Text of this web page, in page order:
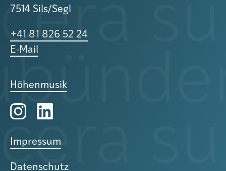
7514 Sils/Segl
+41 81 826 52 24
E-Mail
Höhenmusik
Impressum
Datenschutz